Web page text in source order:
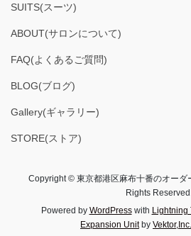
SUITS(スーツ)
ABOUT(サロンについて)
FAQ(よくあるご質問)
BLOG(ブログ)
Gallery(ギャラリー)
STORE(ストア)
Copyright © 東京都港区麻布十番のオーダ
Rights
Powered by WordPresswith Lightning
Expansion Unitby Vektor,Inc.